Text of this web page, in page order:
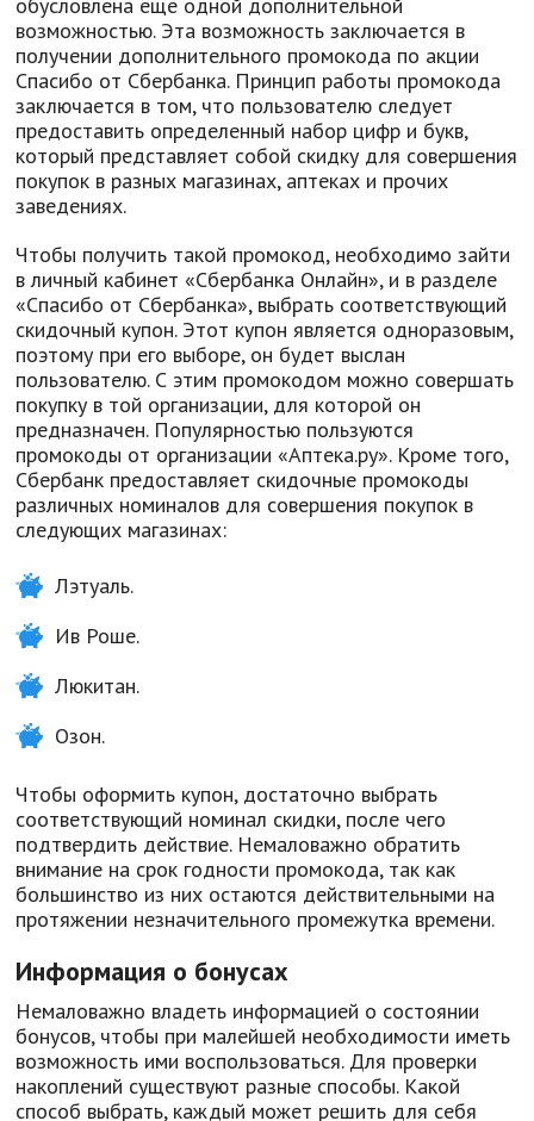
возможностью. Эта возможность заключается в
получении дополнительного промокода по акции
Спасибо от Сбербанка. Принцип работы промокода
заключается в том, что пользователю следует
предоставить определенный набор цифр и букв,
который представляет собой скидку для совершения
покупок в разных магазинах, аптеках и прочих
заведениях.
Чтобы получить такой промокод, необходимо зайти
в личный кабинет «Сбербанка Онлайн», и в разделе
«Спасибо от Сбербанка», выбрать соответствующий
скидочный купон. Этот купон является одноразовым,
поэтому при его выборе, он будет выслан
пользователю. С этим промокодом можно совершать
покупку в той организации, для которой он
предназначен. Популярностью пользуются
промокоды от организации «Аптека.ру». Кроме того,
Сбербанк предоставляет скидочные промокоды
различных номиналов для совершения покупок в
следующих магазинах:
Лэтуаль.
Ив Роше.
Люкитан.
Озон.
Чтобы оформить купон, достаточно выбрать
соответствующий номинал скидки, после чего
подтвердить действие. Немаловажно обратить
внимание на срок годности промокода, так как
большинство из них остаются действительными на
протяжении незначительного промежутка времени.
Информация о бонусах
Немаловажно владеть информацией о состоянии
бонусов, чтобы при малейшей необходимости иметь
возможность ими воспользоваться. Для проверки
накоплений существуют разные способы. Какой
способ выбрать, каждый может решить для себя